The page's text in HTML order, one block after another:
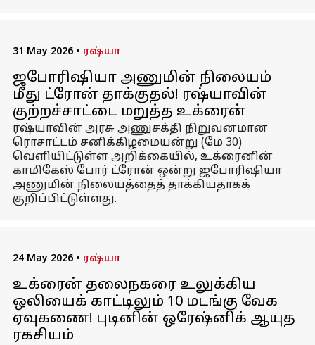
31 May 2026 • ரஷ்யா
ஜபோரிஷியா அணுமின் நிலையம்
மீது ட்ரோன் தாக்குதல்! ரஷ்யாவின்
குற்றச்சாட்டை மறுத்த உக்ரைன்
ரஷ்யாவின் அரசு அணுசக்தி நிறுவனமான
ரொசாட்டம் சனிக்கிழமையன்று (மே 30)
வெளியிட்டுள்ள அறிக்கையில், உக்ரைனின்
காமிகேஸ் போர் ட்ரோன் ஒன்று ஜபோரிஷியா
அணுமின் நிலையத்தைத் தாக்கியதாகக்
குறிப்பிட்டுள்ளது.
24 May 2026 • ரஷ்யா
உக்ரைன் தலைநகரை உலுக்கிய
ஒலியைக் காட்டிலும் 10 மடங்கு வேக
ஏவுகணை! புடினின் ஒரேஷ்னிக் ஆயுத
ரகசியம்